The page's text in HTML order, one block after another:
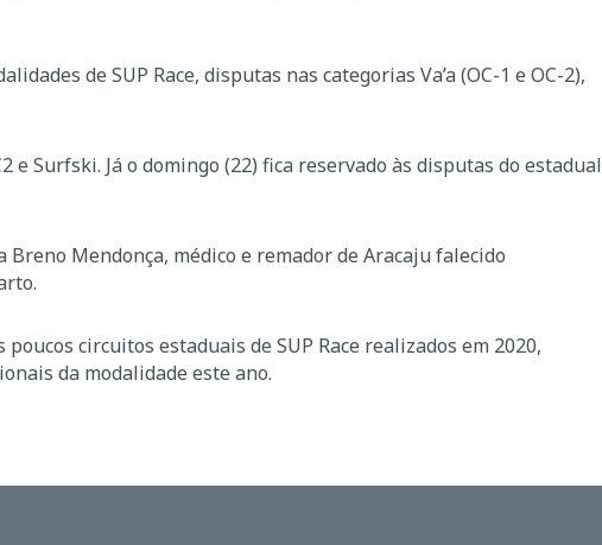
de SUP Race, disputas nas categorias Va’a (OC-1 e OC-2),
e Surfski. Já o domingo (22) fica reservado às disputas do estadual
Breno Mendonça, médico e remador de Aracaju falecido
circuitos estaduais de SUP Race realizados em 2020,
da modalidade este ano.